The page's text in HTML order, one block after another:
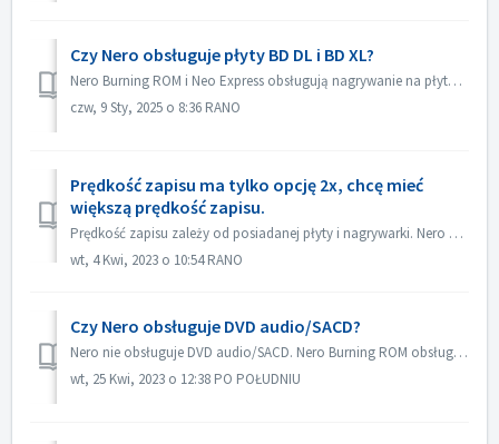
Czy Nero obsługuje płyty BD DL i BD XL?
Nero Burning ROM i Neo Express obsługują nagrywanie na płytach BD DL (50 GB) i BD XL (100 GB i 128 GB). Nero Video obsługuje nagrywanie na płyty BD DL (50GB...
czw, 9 Sty, 2025 o 8:36 RANO
Prędkość zapisu ma tylko opcję 2x, chcę mieć
większą prędkość zapisu.
Prędkość zapisu zależy od posiadanej płyty i nagrywarki. Nero Burning ROM automatycznie wykryje nagrywarkę i płytę oraz wyświetli dostępną prędkość zapisu.
wt, 4 Kwi, 2023 o 10:54 RANO
Czy Nero obsługuje DVD audio/SACD?
Nero nie obsługuje DVD audio/SACD. Nero Burning ROM obsługuje tylko nagrywanie płyt audio CD w 44100 hz.
wt, 25 Kwi, 2023 o 12:38 PO POŁUDNIU